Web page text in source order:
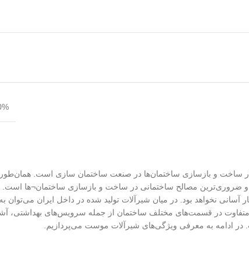
100% قطعات مرغوب وارداتی +
در ساخت و بازسازی ساختمان‌ها در صنعت ساختمان سازی است.
و ضروری‌ترین مصالح ساختمانی در ساخت و بازسازی ساختمان¬ها است.
آسانی نخواهد بود. در میان شیرآلات تولید شده در داخل ایران
در قسمت‌های مختلف ساختمان از جمله سرویس‌های بهداشتی،
در ادامه به معرفی ویژگی‌های شیرآلات موست می‌پردازیم.